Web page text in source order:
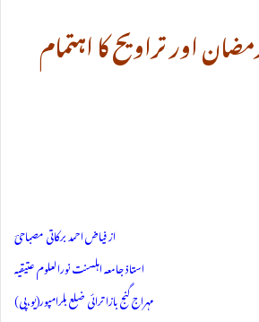
اور تراویح کا اہتمام
از فیاض احمد برکاتی مصباحیؔ
استاذ جامعہ اہلسنت نورالعلوم عتیقیہ
مہراج گنج بازا ترائی ضلع بلرامپور(یو،پی)